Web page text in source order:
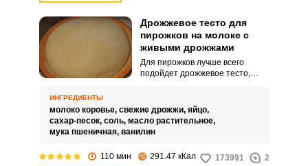
Дрожжевое тесто для
пирожков на молоке с
живыми дрожжами
Для пирожков лучше всего
подойдет дрожжевое тесто,
вас некоторое время, пирожки
получатся пышными и
ароматными.
ИНГРЕДИЕНТЫ
молоко коровье, свежие дрожжи, яйцо,
сахар-песок, соль, масло растительное,
мука пшеничная, ванилин
110 мин 291.47 кКал 173991 2